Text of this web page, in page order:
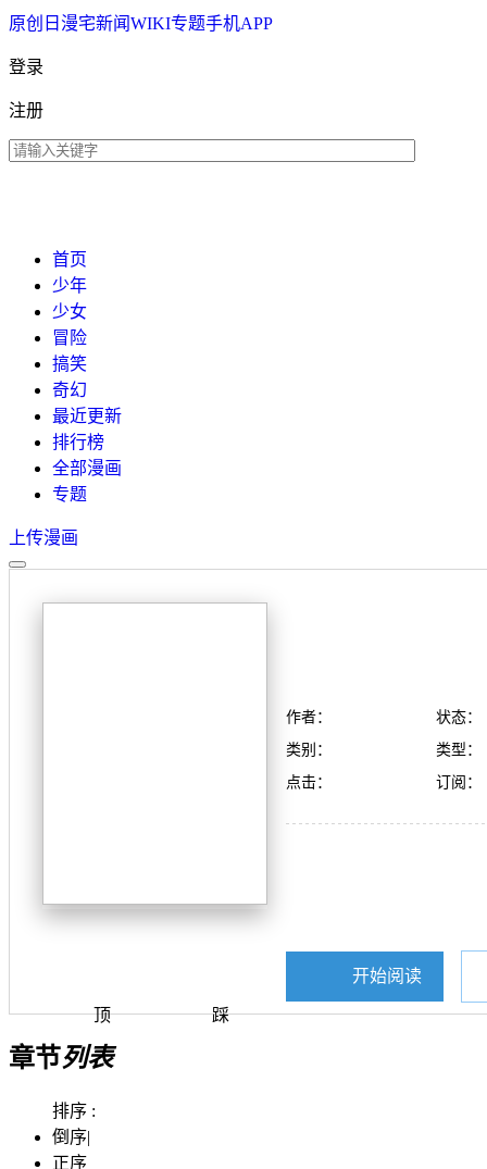
原创 日漫宅新闻WIKI专题手机APP
登录
注册
首页
少年
少女
冒险
搞笑
奇幻
最近更新
排行榜
全部漫画
专题
上传漫画
顶 踩
作者：
状态：
类别：
类型：
点击：
订阅：
开始阅读
章节列表
排序 :
倒序|
正序